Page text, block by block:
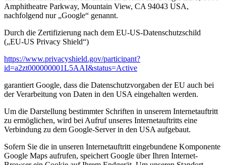
Amphitheatre Parkway, Mountain View, CA 94043 USA,
nachfolgend nur „Google“ genannt.
Durch die Zertifizierung nach dem EU-US-Datenschutzschild
(„EU-US Privacy Shield“)
https://www.privacyshield.gov/participant?
id=a2zt000000001L5AAI&status=Active
garantiert Google, dass die Datenschutzvorgaben der EU auch bei
der Verarbeitung von Daten in den USA eingehalten werden.
Um die Darstellung bestimmter Schriften in unserem Internetauftritt
zu ermöglichen, wird bei Aufruf unseres Internetauftritts eine
Verbindung zu dem Google-Server in den USA aufgebaut.
Sofern Sie die in unseren Internetauftritt eingebundene Komponente
Google Maps aufrufen, speichert Google über Ihren Internet-